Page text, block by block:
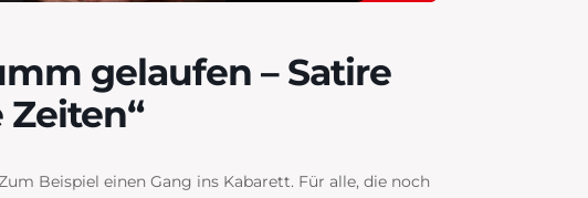
gelaufen – Satire
Beispiel einen Gang ins Kabarett. Für alle, die noch